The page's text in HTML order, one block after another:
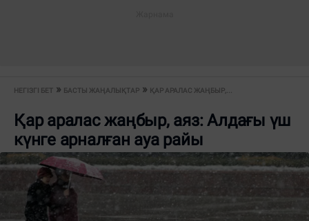
НЕГІЗГІ БЕТ БАСТЫ ЖАҢАЛЫҚТАР ҚАР АРАЛАС ЖАҢБЫР,...
Қар аралас жаңбыр, аяз: Алдағы үш
күнге арналған ауа райы